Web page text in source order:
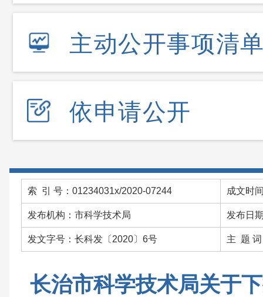
主动公开事项清
依申请公开
索 引 号：01234031x/2020-07244 成文时
发布机构：市科学技术局 发布日
发文字号：长科发〔2020〕6号 主 题 词
长治市科学技术局关于